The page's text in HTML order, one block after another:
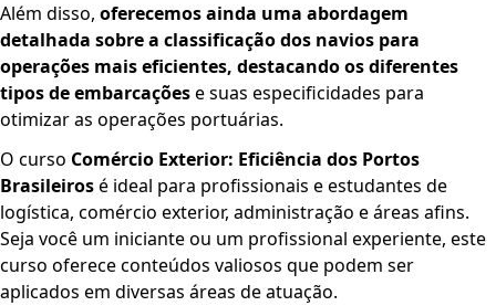
Além disso, oferecemos ainda uma abordagem
detalhada sobre a classificação dos navios para
operações mais eficientes, destacando os diferentes
tipos de embarcaçõese suas especificidades para
otimizar as operações portuárias.
O curso Comércio Exterior: Eficiência dos Portos
Brasileirosé ideal para profissionais e estudantes de
logística, comércio exterior, administração e áreas afins.
Seja você um iniciante ou um profissional experiente, este
curso oferece conteúdos valiosos que podem ser
aplicados em diversas áreas de atuação.